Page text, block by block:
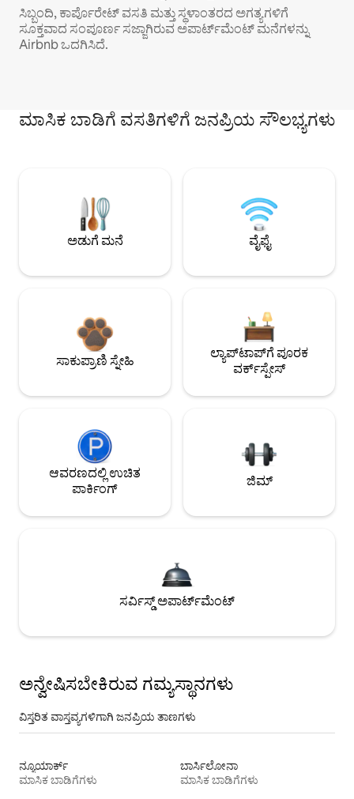
ಸಿಬ್ಬಂದಿ, ಕಾರ್ಪೊರೇಟ್ ವಸತಿ ಮತ್ತು ಸ್ಥಳಾಂತರದ ಅಗತ್ಯಗಳಿಗೆ
ಸೂಕ್ತವಾದ ಸಂಪೂರ್ಣ ಸಜ್ಜಾಗಿರುವ ಅಪಾರ್ಟ್‌ಮೆಂಟ್ ಮನೆಗಳನ್ನು
Airbnb ಒದಗಿಸಿದೆ.
ಮಾಸಿಕ ಬಾಡಿಗೆ ವಸತಿಗಳಿಗೆ ಜನಪ್ರಿಯ ಸೌಲಭ್ಯಗಳು
ಅಡುಗೆ ಮನೆ ವೈಫೈ
ಸಾಕುಪ್ರಾಣಿ ಸ್ನೇಹಿ
ಲ್ಯಾಪ್‌ಟಾಪ್‌ಗೆ ಪೂರಕ
ವರ್ಕ್‌ಸ್ಪೇಸ್
ಆವರಣದಲ್ಲಿ ಉಚಿತ
ಪಾರ್ಕಿಂಗ್
ಜಿಮ್
ಸರ್ವಿಸ್ಡ್ ಅಪಾರ್ಟ್‌ಮೆಂಟ್
ಅನ್ವೇಷಿಸಬೇಕಿರುವ ಗಮ್ಯಸ್ಥಾನಗಳು
ವಿಸ್ತರಿತ ವಾಸ್ತವ್ಯಗಳಿಗಾಗಿ ಜನಪ್ರಿಯ ತಾಣಗಳು
ನ್ಯೂಯಾರ್ಕ್
ಮಾಸಿಕ ಬಾಡಿಗೆಗಳು
ಬಾರ್ಸಿಲೋನಾ
ಮಾಸಿಕ ಬಾಡಿಗೆಗಳು